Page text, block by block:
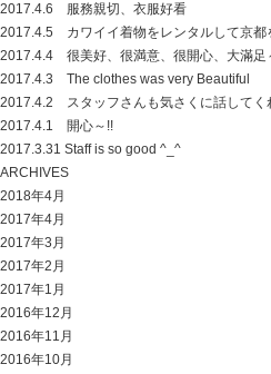
2017.4.6 服務親切、衣服好看
2017.4.5 カワイイ着物をレンタルして京都
2017.4.4 很美好、很満意、很開心、大滿足
2017.4.3 The clothes was very Beautiful
2017.4.2 スタッフさんも気さくに話してく
2017.4.1 開心～!!
2017.3.31 Staff is so good ^_^
ARCHIVES
2018年4月
2017年4月
2017年3月
2017年2月
2017年1月
2016年12月
2016年11月
2016年10月